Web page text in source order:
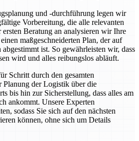
und -durchführung legen wir
Vorbereitung, die alle relevanten
Beratung an analysieren wir Ihre
maßgeschneiderten Plan, der auf
ist. So gewährleisten wir, dass
wird und alles reibungslos abläuft.
Schritt durch den gesamten
Planung der Logistik über die
bis hin zur Sicherstellung, dass alles am
ankommt. Unsere Experten
sodass Sie sich auf den nächsten
können, ohne sich um Details